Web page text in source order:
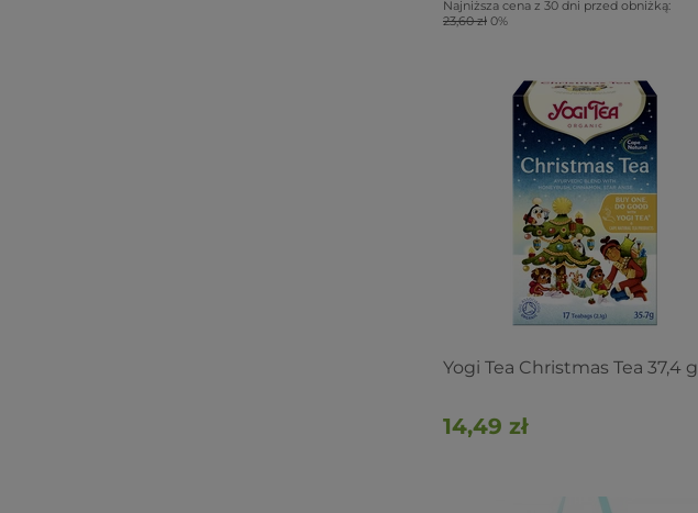
Najniższa cena z 30 dni przed obniżką:
23,60 zł 0%
Yogi Tea Christmas Tea 37,4 g
14,49 zł